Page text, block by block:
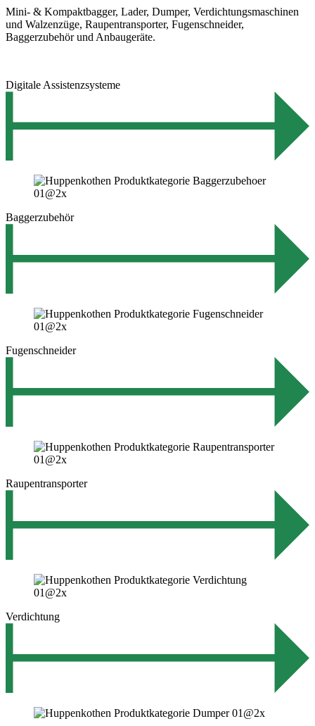
Mini- & Kompaktbagger, Lader, Dumper, Verdichtungsmaschinen
und Walzenzüge, Raupentransporter, Fugenschneider,
Baggerzubehör und Anbaugeräte.
Digitale Assistenzsysteme
Baggerzubehör
Fugenschneider
Raupentransporter
Verdichtung